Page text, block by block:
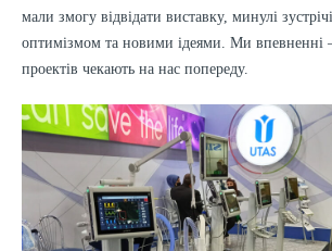
мали змогу відвідати виставку, минулі
оптимізмом та новими ідеями. Ми впевненні
проектів чекають на нас попереду.